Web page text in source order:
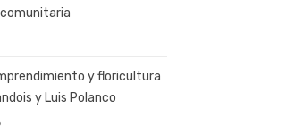
y floricultura
y Luis Polanco